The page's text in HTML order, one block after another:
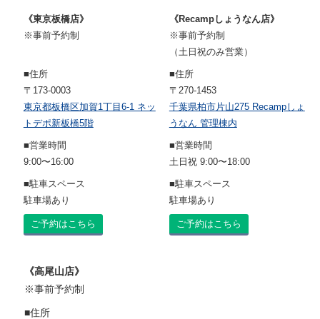
《東京板橋店》
※事前予約制
■住所
〒173-0003
東京都板橋区加賀1丁目6-1 ネッ
トデポ新板橋5階
■営業時間
9:00〜16:00
■駐車スペース
駐車場あり
ご予約はこちら
《Recampしょうなん店》
※事前予約制
（土日祝のみ営業）
■住所
〒270-1453
千葉県柏市片山275 Recampしょ
うなん 管理棟内
■営業時間
土日祝 9:00〜18:00
■駐車スペース
駐車場あり
ご予約はこちら
《高尾山店》
※事前予約制
■住所